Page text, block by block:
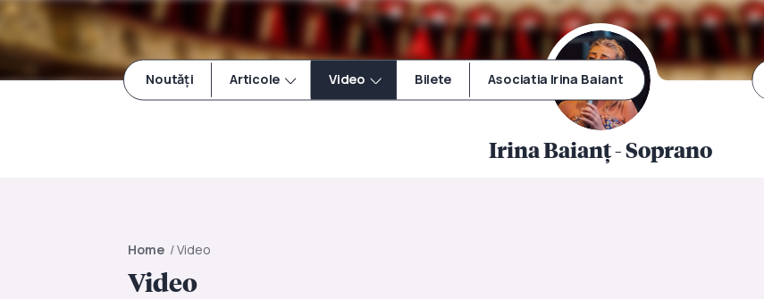
Irina Baianț - Soprano
Noutăți Articole Video Bilete Asociatia Irina Baiant
Home /Video
Video